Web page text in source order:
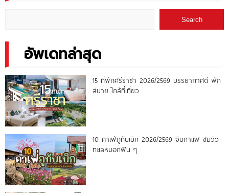
Search
อัพเดทล่าสุด
15 ที่พักศรีราชา 2026/2569 บรรยากาศดี พัก
สบาย ใกล้ที่เที่ยว
10 คาเฟ่ภูทับเบิก 2026/2569 จิบกาแฟ ชมวิว
ทะเลหมอกฟิน ๆ